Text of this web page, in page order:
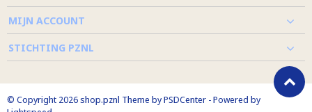
MIJN ACCOUNT
STICHTING PZNL
© Copyright 2026 shop.pznl Theme byPSDCenter - Powered by